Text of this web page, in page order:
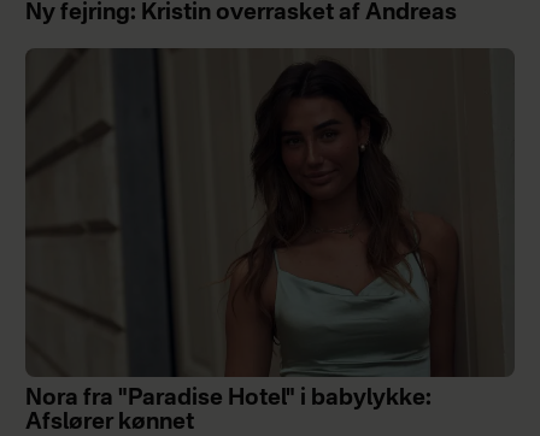
Ny fejring: Kristin overrasket af Andreas
Nora fra "Paradise Hotel" i babylykke:
Afslører kønnet